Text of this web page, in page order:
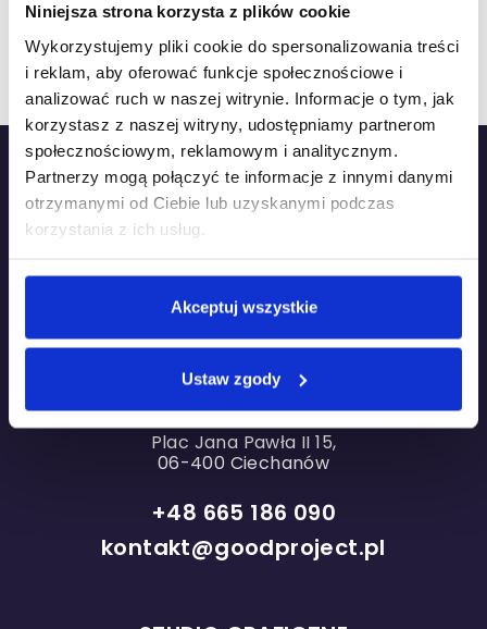
Niniejsza strona korzysta z plików cookie
Wykorzystujemy pliki cookie do spersonalizowania treści
i reklam, aby oferować funkcje społecznościowe i
analizować ruch w naszej witrynie. Informacje o tym, jak
korzystasz z naszej witryny, udostępniamy partnerom
społecznościowym, reklamowym i analitycznym.
Partnerzy mogą połączyć te informacje z innymi danymi
otrzymanymi od Ciebie lub uzyskanymi podczas
korzystania z ich usług.
Akceptuj wszystkie
Ustaw zgody
Jak dotąd brak ocen! Bądź pierwszą osobą, która
oceni tę stronę.
Oddział w Warszawie
ul. Grzybowska 87
Concept Tower
00-844 Warszawa
Oddział w Ciechanowie
Plac Jana Pawła II 15,
06-400 Ciechanów
+48 665 186 090
kontakt@goodproject.pl